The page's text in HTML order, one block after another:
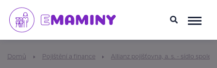
Domů Pojištění a finance Allianz pojišťovna, a. s. - sídlo